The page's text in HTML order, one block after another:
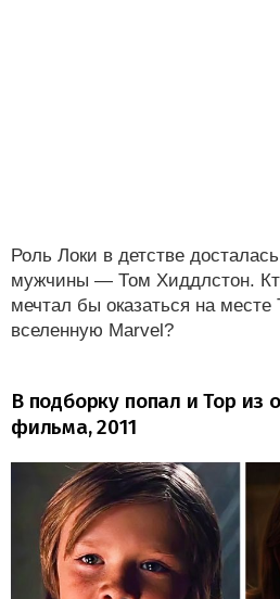
Роль Локи в детстве
мужчины — Том Хиддлстон.
мечтал бы оказаться на месте
вселенную Marvel?
В подборку попал и Тор из
фильма, 2011